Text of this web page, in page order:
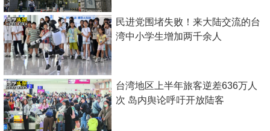
民进党围堵失败！来大陆交流的台
湾中小学生增加两千余人
台湾地区上半年旅客逆差636万人
次 岛内舆论呼吁开放陆客